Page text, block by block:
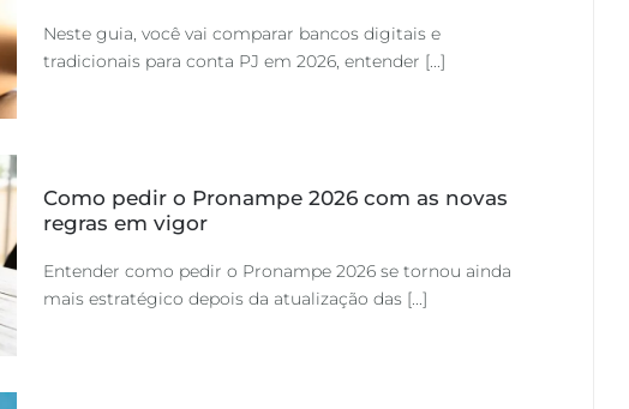
Neste guia, você vai comparar bancos digitais e
tradicionais para conta PJ em 2026, entender [...]
Como pedir o Pronampe 2026 com as novas
regras em vigor
Entender como pedir o Pronampe 2026 se tornou ainda
mais estratégico depois da atualização das [...]